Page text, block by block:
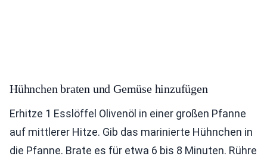
Hühnchen braten und Gemüse hinzufügen
Erhitze 1 Esslöffel Olivenöl in einer großen Pfanne
auf mittlerer Hitze. Gib das marinierte Hühnchen in
die Pfanne. Brate es für etwa 6 bis 8 Minuten. Rühre